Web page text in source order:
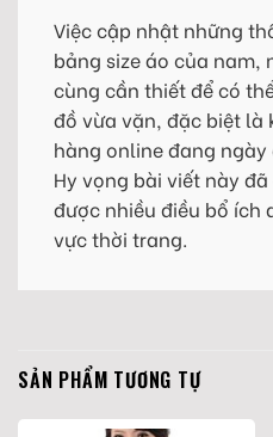
Việc cập nhật những
bảng size áo của nam,
cùng cần thiết để có
đồ vừa vặn, đặc biệt là
hàng online đang
Hy vọng bài viết này
được nhiều điều bổ ích
vực thời trang.
SẢN PHẨM TƯƠNG TỰ